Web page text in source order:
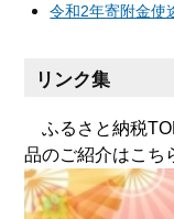
令和2年寄附金使
リンク集
ふるさと
品のご紹介はこち